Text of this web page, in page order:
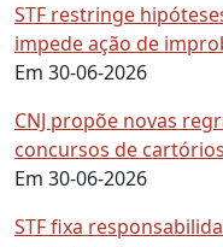
STF restringe
impede ação de
Em 30-06-2026
CNJ propõe novas
concursos de cartórios
Em 30-06-2026
STF fixa